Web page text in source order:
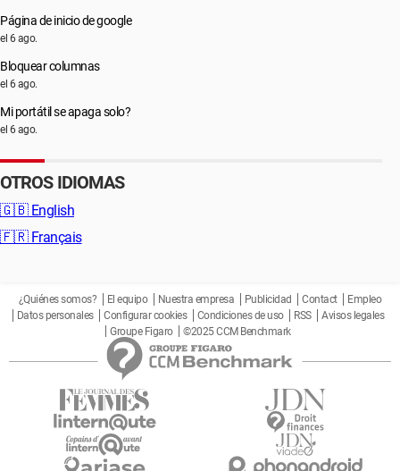
Página de inicio de google
el 6 ago.
Bloquear columnas
el 6 ago.
Mi portátil se apaga solo?
el 6 ago.
OTROS IDIOMAS
🇬🇧 English
🇫🇷 Français
¿Quiénes somos? El equipo Nuestra empresa Publicidad Contact
Empleo
Datos personales
Configurar cookies Condiciones de uso RSS
Avisos legales
Groupe Figaro
©2025 CCM Benchmark